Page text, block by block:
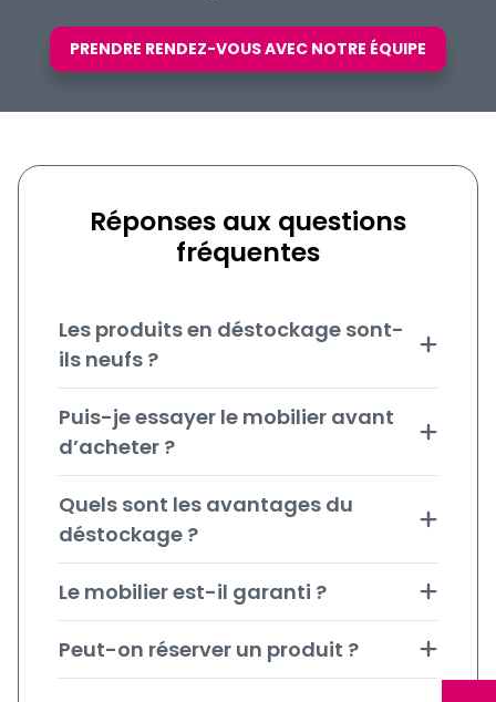
PRENDRE RENDEZ-VOUS AVEC NOTRE ÉQUIPE
Réponses aux questions
fréquentes
Les produits en déstockage sont-
ils neufs ?
Puis-je essayer le mobilier avant
d’acheter ?
Quels sont les avantages du
déstockage ?
Le mobilier est-il garanti ?
Peut-on réserver un produit ?